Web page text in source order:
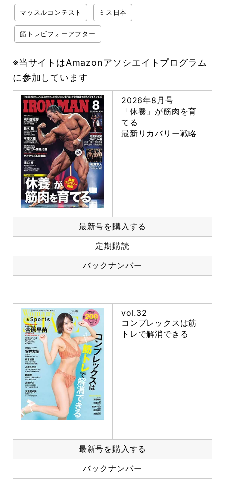
マッスルコンテスト ミス日本
筋トレビフォーアフター
※当サイトはAmazonアソシエイトプログラム
に参加しています
2026年8月号
「休養」が筋肉を育
てる
最新リカバリー戦略
最新号を購入する
定期購読
バックナンバー
vol.32
コンプレックスは筋
トレで解消できる
最新号を購入する
バックナンバー